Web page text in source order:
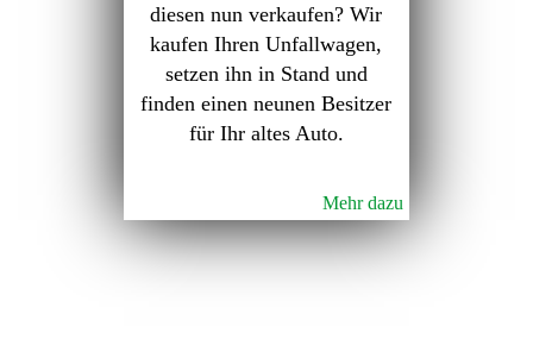
diesen nun verkaufen? Wir
kaufen Ihren Unfallwagen,
setzen ihn in Stand und
finden einen neunen Besitzer
für Ihr altes Auto.
Mehr dazu